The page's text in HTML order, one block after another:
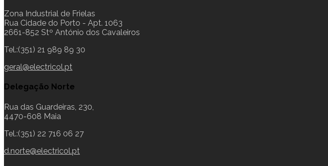
Zona Industrial de Frielas
Rua Cidade do Porto - Apt. 1063
2661-852 Stº António dos Cavaleiros
Tel.:(351) 21 989 89 30
geral@electricol.pt
Delegação Norte
Rua das Guardeiras, 230,
4470-608 Maia
Tel.:(351) 22 716 06 27
d.norte@electricol.pt